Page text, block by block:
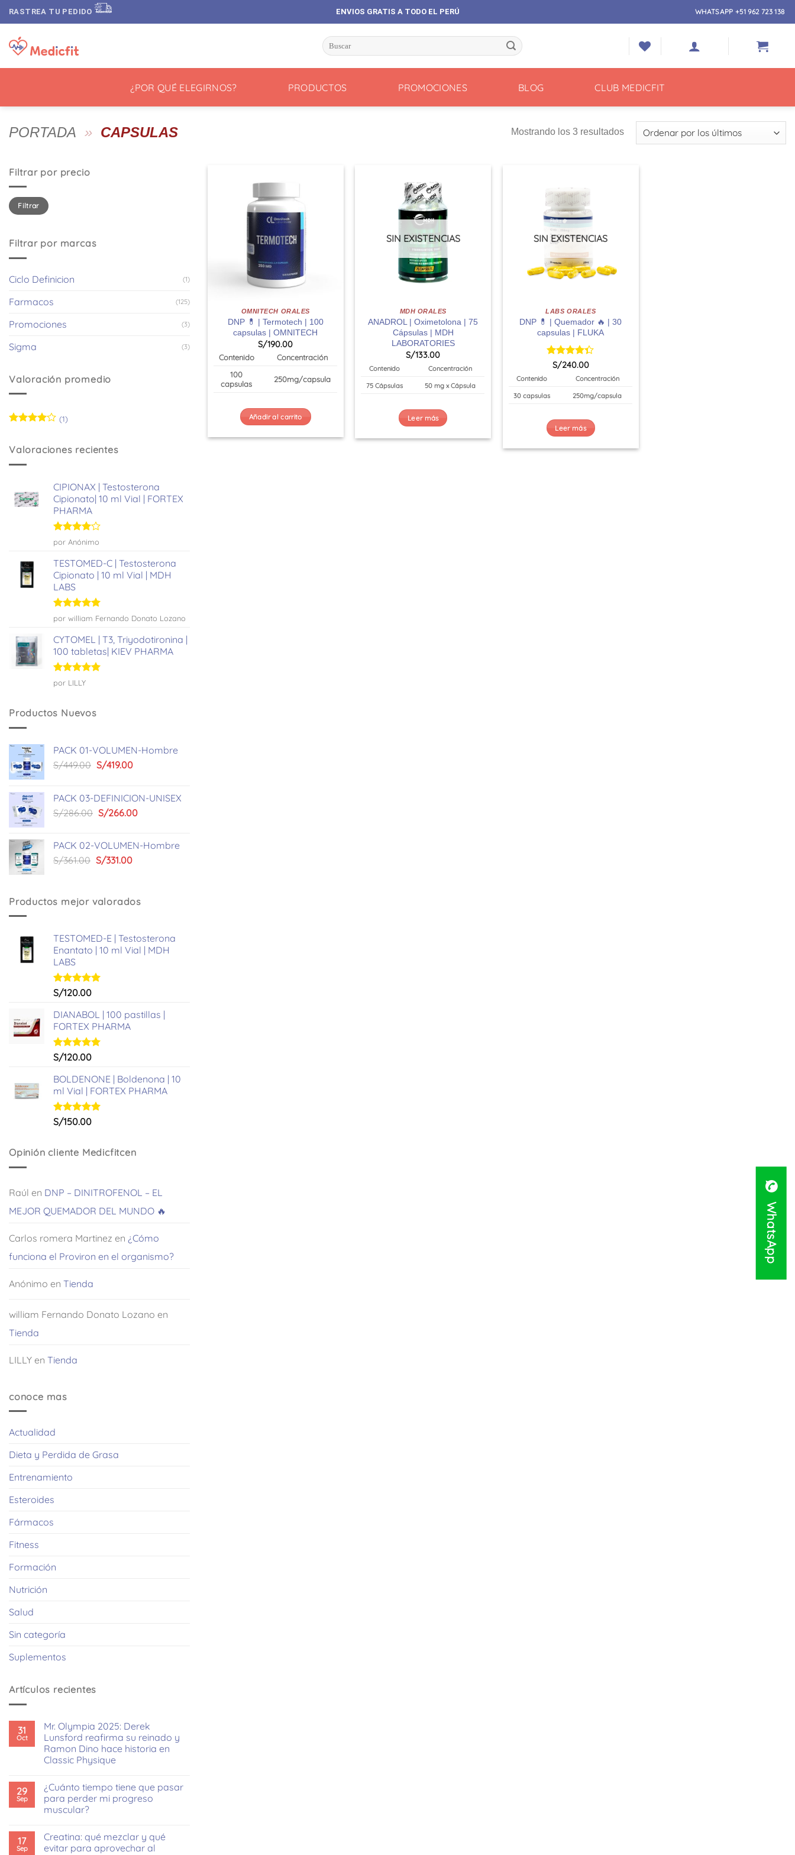
Saltar
al
contenido
RASTREA TU PEDIDO ENVIOS GRATIS A TODO EL PERÚ WHATSAPP +51 962 723 138
Buscar
por:
¿POR QUÉ ELEGIRNOS? PRODUCTOS PROMOCIONES BLOG CLUB MEDICFIT
PORTADA » CAPSULAS Mostrando los 3 resultadosOrdenado
por
Filtrar por precio
Precio
mínimo
Precio
máximo
Filtrar
Filtrar por marcas
Ciclo Definicion (1)
Farmacos (125)
Promociones (3)
Sigma (3)
Valoración promedio
5
(1)
Valoraciones recientes
CIPIONAX | Testosterona
Cipionato| 10 ml Vial | FORTEX
PHARMA
Valorado
con
5
por Anónimo
TESTOMED-C | Testosterona
Cipionato | 10 ml Vial | MDH
LABS
Valorado
con
por william Fernando Donato Lozano
CYTOMEL | T3, Triyodotironina |
100 tabletas| KIEV PHARMA
Valorado
con
por LILLY
Productos Nuevos
PACK 01-VOLUMEN-Hombre
S/449.00 El
era:
S/449.00.
S/419.00El
es:
S/419.00.
PACK 03-DEFINICION-UNISEX
S/286.00 El
era:
S/286.00.
S/266.00El
es:
PACK 02-VOLUMEN-Hombre
S/361.00 El
era:
S/361.00.
S/331.00El
S/331.00.
Productos mejor valorados
TESTOMED-E | Testosterona
Enantato | 10 ml Vial | MDH
LABS
Valorado
de 5
S/120.00
DIANABOL | 100 pastillas |
FORTEX PHARMA
Valorado
de 5
S/120.00
BOLDENONE | Boldenona | 10
ml Vial | FORTEX PHARMA
Valorado
S/150.00
Opinión cliente Medicfitcen
Raúl en DNP – DINITROFENOL – EL
MEJOR QUEMADOR DEL MUNDO 🔥
Carlos romera Martinez en ¿Cómo
funciona el Proviron en el organismo?
Anónimo en Tienda
william Fernando Donato Lozano en
Tienda
LILLY en Tienda
conoce mas
Actualidad
Dieta y Perdida de Grasa
Entrenamiento
Esteroides
Fármacos
Fitness
Formación
Nutrición
Salud
Sin categoría
Suplementos
Artículos recientes
31
Oct
Mr. Olympia 2025: Derek
Lunsford reafirma su reinado y
Ramon Dino hace historia en
Classic Physique
comentarios
en
Mr.
Olympia
Lunsford
reafirma
su
29
Sep
¿Cuánto tiempo tiene que pasar
para perder mi progreso
muscular?
comentarios
¿Cuánto
17
Sep
Creatina: qué mezclar y qué
evitar para aprovechar al
OMNITECH ORALES
DNP 💊 | Termotech | 100
capsulas | OMNITECH
S/190.00
Contenido
Concentración
100
capsulas
250mg/capsula
Añadir al carrito
SIN EXISTENCIAS
MDH ORALES
ANADROL | Oximetolona | 75
Cápsulas | MDH
LABORATORIES
S/133.00
Contenido Concentración
75 Cápsulas 50 mg x Cápsula
Leer más
SIN EXISTENCIAS
LABS ORALES
DNP 💊 | Quemador 🔥 | 30
capsulas | FLUKA
Valorado
4.29
de 5
S/240.00
Contenido Concentración
30 capsulas 250mg/capsula
Leer más
WhatsApp